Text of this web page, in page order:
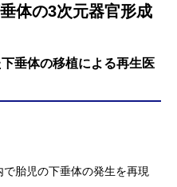
体の3次元器官形成
垂体の移植による再生医
胎児の下垂体の発生を再現